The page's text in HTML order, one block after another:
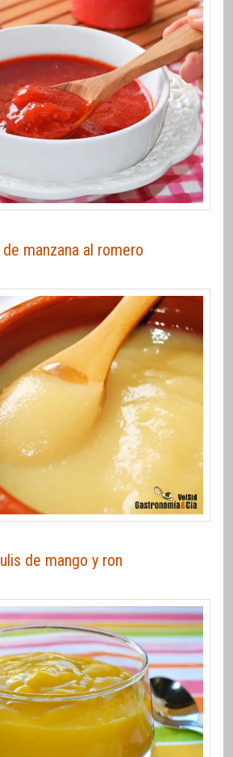
de manzana al romero
de mango y ron